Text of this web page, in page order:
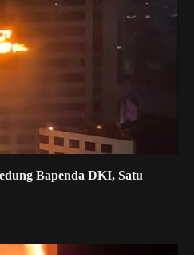
Bapenda DKI, Satu